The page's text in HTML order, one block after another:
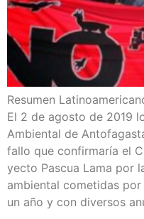
Resu­men
El 2 de agos­to de 2019
Ambien­tal de
fallo que con­fir­ma­ría el
yec­to Pas­cua Lama por
ambien­tal come­ti­das
un año y con diver­sos